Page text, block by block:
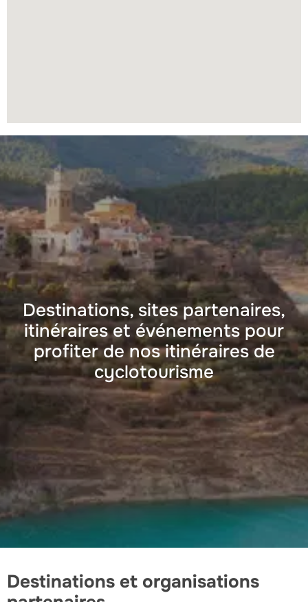
Destinations, sites partenaires,
itinéraires et événements pour
profiter de nos itinéraires de
cyclotourisme
Destinations et organisations